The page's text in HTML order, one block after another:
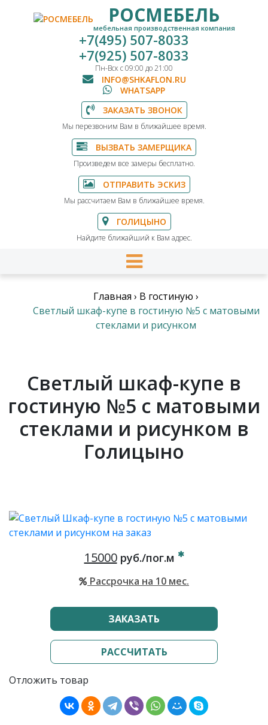
РОСМЕБЕЛЬ
мебельная производственная компания
+7(495) 507-8033
+7(925) 507-8033
Пн-Вск с 09:00 до 21:00
INFO@SHKAFLON.RU
WHATSAPP
ЗАКАЗАТЬ ЗВОНОК
Мы перезвоним Вам в ближайшее время.
ВЫЗВАТЬ ЗАМЕРЩИКА
Произведем все замеры бесплатно.
ОТПРАВИТЬ ЭСКИЗ
Мы рассчитаем Вам в ближайшее время.
ГОЛИЦЫНО
Найдите ближайший к Вам адрес.
Главная › В гостиную ›
Светлый шкаф-купе в гостиную №5 с матовыми
стеклами и рисунком
Светлый шкаф-купе в
гостиную №5 с матовыми
стеклами и рисунком в
Голицыно
15000руб./пог.м
Рассрочка на 10 мес.
ЗАКАЗАТЬ
РАССЧИТАТЬ
Отложить товар